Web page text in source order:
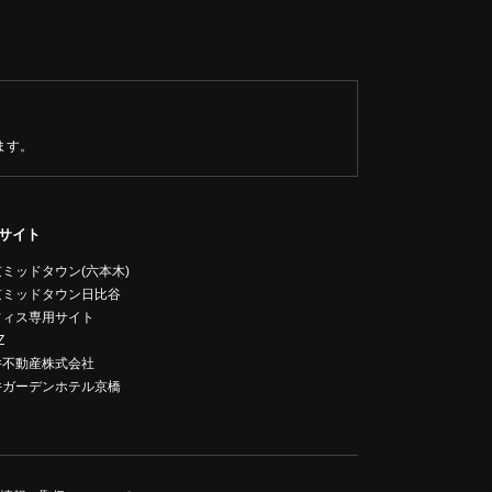
。
イト
ッドタウン(六本木)
ッドタウン日比谷
ス専用サイト
動産株式会社
ーデンホテル京橋